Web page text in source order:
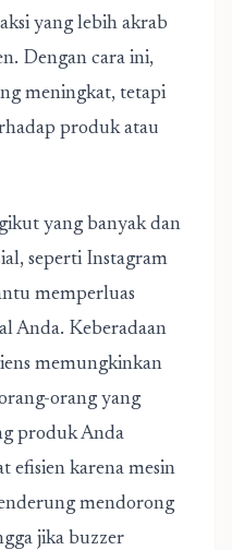
yang lebih akrab
Dengan cara ini,
meningkat, tetapi
produk atau
yang banyak dan
seperti Instagram
memperluas
Anda. Keberadaan
memungkinkan
orang yang
produk Anda
efisien karena mesin
mendorong
jika buzzer